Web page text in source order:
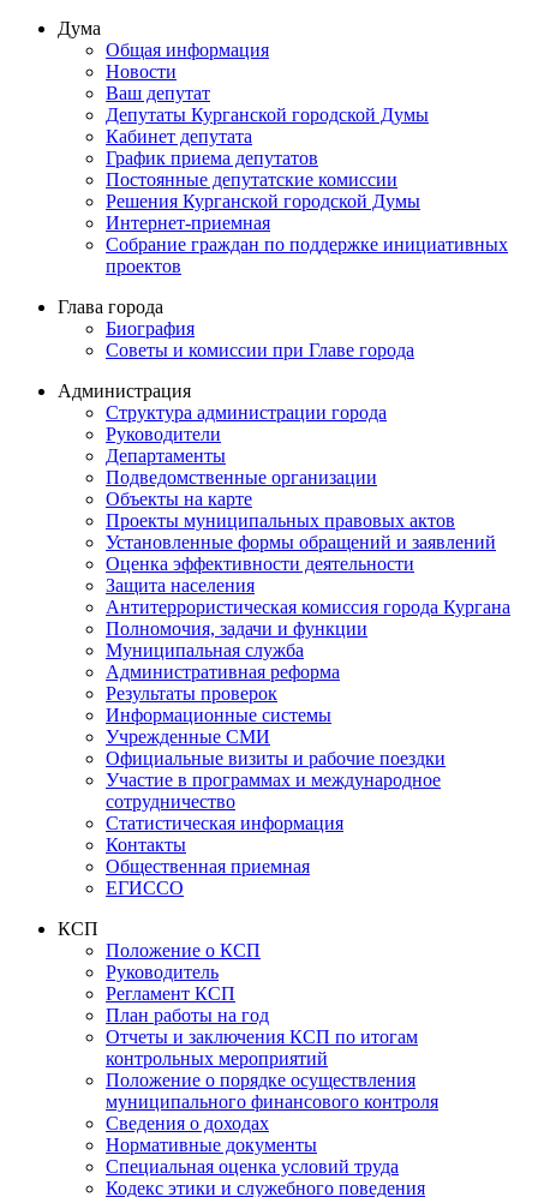
Дума
Общая информация
Новости
Ваш депутат
Депутаты Курганской городской Думы
Кабинет депутата
График приема депутатов
Постоянные депутатские комиссии
Решения Курганской городской Думы
Интернет-приемная
Собрание граждан по поддержке инициативных
проектов
Глава города
Биография
Советы и комиссии при Главе города
Администрация
Структура администрации города
Руководители
Департаменты
Подведомственные организации
Объекты на карте
Проекты муниципальных правовых актов
Установленные формы обращений и заявлений
Оценка эффективности деятельности
Защита населения
Антитеррористическая комиссия города Кургана
Полномочия, задачи и функции
Муниципальная служба
Административная реформа
Результаты проверок
Информационные системы
Учрежденные СМИ
Официальные визиты и рабочие поездки
Участие в программах и международное
сотрудничество
Статистическая информация
Контакты
Общественная приемная
ЕГИССО
КСП
Положение о КСП
Руководитель
Регламент КСП
План работы на год
Отчеты и заключения КСП по итогам
контрольных мероприятий
Положение о порядке осуществления
муниципального финансового контроля
Сведения о доходах
Нормативные документы
Специальная оценка условий труда
Кодекс этики и служебного поведения